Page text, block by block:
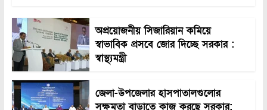
অপ্রয়োজনীয় সিজারিয়ান কমিয়ে
স্বাভাবিক প্রসবে জোর দিচ্ছে সরকার :
স্বাস্থ্যমন্ত্রী
জেলা-উপজেলার হাসপাতালগুলোর
সক্ষমতা বাড়াতে কাজ করছে সরকার: